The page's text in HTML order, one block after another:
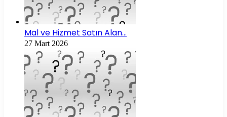
Mal ve Hizmet Satın Alan…
27 Mart 2026